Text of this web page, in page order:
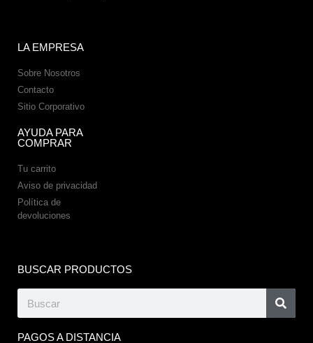
LA EMPRESA
Sobre Nosotros
Contacto
Sitio Corporativo
AYUDA PARA
COMPRAR
Tu carrito
Aviso de privacidad
Política de
devoluciones
BUSCAR PRODUCTOS
PAGOS A DISTANCIA